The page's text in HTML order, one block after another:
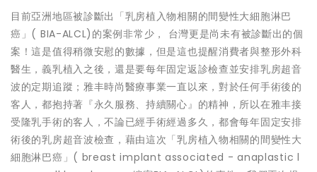
目前亞洲地區被診斷出「乳房植入物相關的間變性大細胞淋巴
癌」( BIA-ALCL)的案例非常少， 台灣更是尚未有被診斷出的個
案！這是值得稍微安慰的數據，但是這也提醒消費者與整形外科
醫生，義乳植入之後，還是要每年固定返診檢查並安排乳房超音
波的定期追蹤；雅丰時尚醫療事業一直以來，對於任何手術後的
客人，都抱持著『永久服務、持續關心』的精神，所以在雅丰接
受隆乳手術的客人，不論已經手術經過多久，都會每年固定安排
術後的乳房超音波檢查，藉由這次「乳房植入物相關的間變性大
細胞淋巴癌」( breast implant associated - anaplastic l